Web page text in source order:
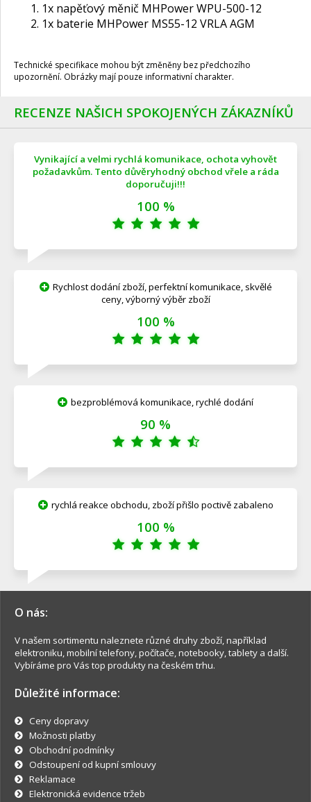
1x napěťový měnič MHPower WPU-500-12
1x baterie MHPower MS55-12 VRLA AGM
Technické specifikace mohou být změněny bez předchozího
upozornění. Obrázky mají pouze informativní charakter.
RECENZE NAŠICH SPOKOJENÝCH ZÁKAZNÍKŮ
Vynikající a velmi rychlá komunikace, ochota vyhovět
požadavkům. Tento důvěryhodný obchod vřele a ráda
doporučuji!!!
100 %
Rychlost dodání zboží, perfektní komunikace, skvělé
ceny, výborný výběr zboží
100 %
bezproblémová komunikace, rychlé dodání
90 %
rychlá reakce obchodu, zboží přišlo poctivě zabaleno
100 %
O nás:
V našem sortimentu naleznete různé druhy zboží, například
elektroniku, mobilní telefony, počítače, notebooky, tablety a další.
Vybíráme pro Vás top produkty na českém trhu.
Důležité informace:
Ceny dopravy
Možnosti platby
Obchodní podmínky
Odstoupení od kupní smlouvy
Reklamace
Elektronická evidence tržeb